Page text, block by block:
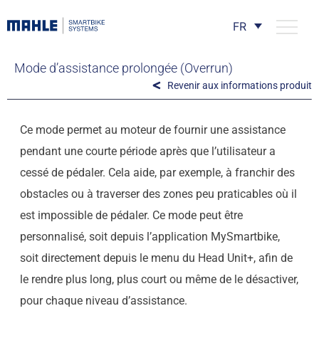
FR
Mode d’assistance prolongée (Overrun)
Revenir aux informations produit
Ce mode permet au moteur de fournir une assistance
pendant une courte période après que l’utilisateur a
cessé de pédaler. Cela aide, par exemple, à franchir des
obstacles ou à traverser des zones peu praticables où il
est impossible de pédaler. Ce mode peut être
personnalisé, soit depuis l’application MySmartbike,
soit directement depuis le menu du Head Unit+, afin de
le rendre plus long, plus court ou même de le désactiver,
pour chaque niveau d’assistance.